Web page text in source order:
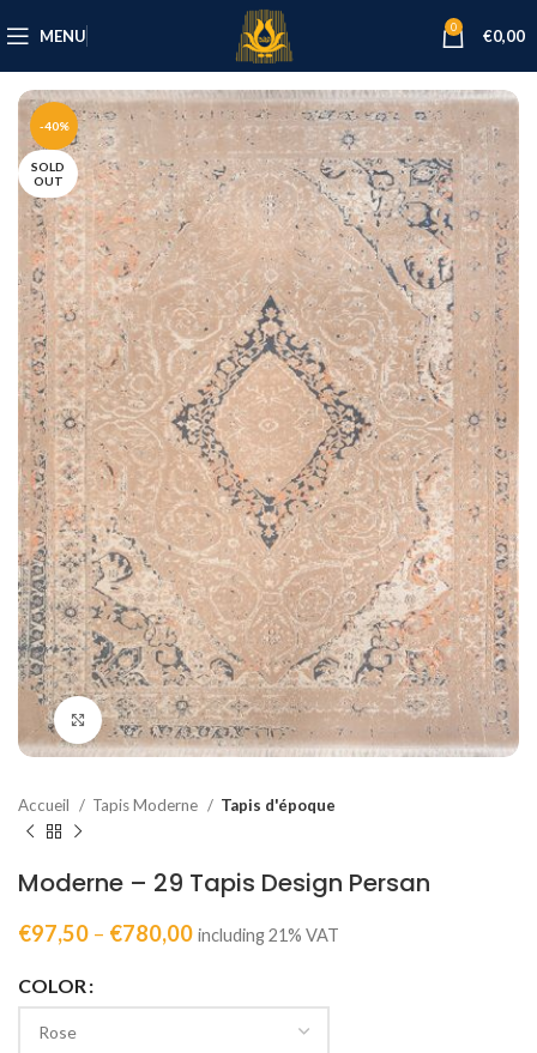
MENU 0 €0,00
-40%
SOLD
OUT
Click to enlarge
Accueil Tapis Moderne Tapis d'époque
Moderne – 29 Tapis Design Persan
€97,50 – €780,00 including 21% VAT
COLOR